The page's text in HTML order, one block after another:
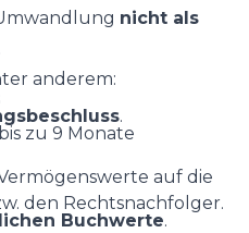
nicht als
anderem:
.
zu 9 Monate
auf die
den Rechtsnachfolger.
Buchwerte.